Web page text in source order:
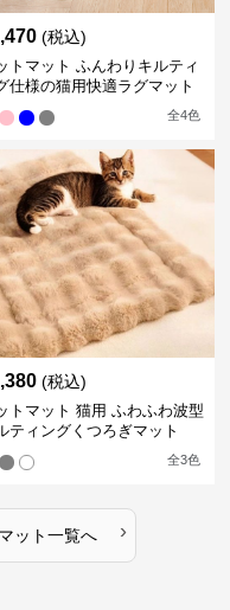
(税込)
トマット ふんわりキルティ
仕様の猫用快適ラグマット
全4色
(税込)
トマット 猫用 ふわふわ波型
ティングくつろぎマット
全3色
ット一覧へ ›